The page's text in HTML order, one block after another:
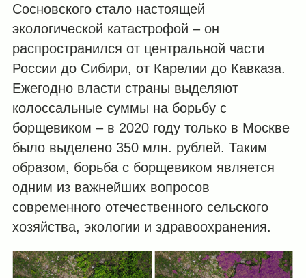
Сосновского стало настоящей
экологической катастрофой – он
распространился от центральной части
России до Сибири, от Карелии до Кавказа.
Ежегодно власти страны выделяют
колоссальные суммы на борьбу с
борщевиком – в 2020 году только в Москве
было выделено 350 млн. рублей. Таким
образом, борьба с борщевиком является
одним из важнейших вопросов
современного отечественного сельского
хозяйства, экологии и здравоохранения.